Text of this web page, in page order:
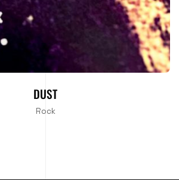
DUST
Rock